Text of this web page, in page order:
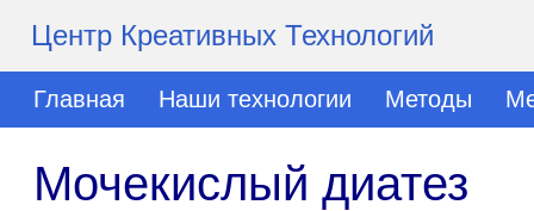
Центр Креативных Технологий
Главная Наши технологии Методы
Мочекислый диатез